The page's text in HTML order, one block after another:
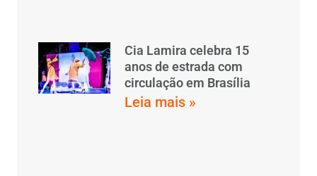
Cia Lamira celebra 15
anos de estrada com
circulação em Brasília
Leia mais »